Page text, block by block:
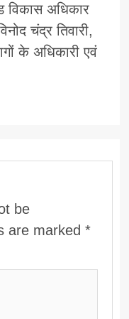
विकास अधिकार
चंद्र तिवारी,
के अधिकारी एवं
be
are marked*